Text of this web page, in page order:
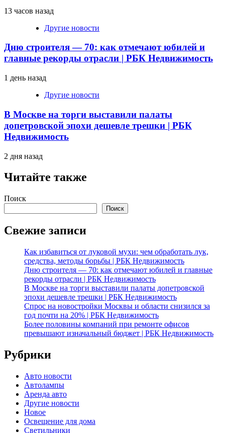
13 часов назад
Другие новости
Дню строителя — 70: как отмечают юбилей и
главные рекорды отрасли | РБК Недвижимость
1 день назад
Другие новости
В Москве на торги выставили палаты
допетровской эпохи дешевле трешки | РБК
Недвижимость
2 дня назад
Читайте также
Поиск
Поиск
Свежие записи
Как избавиться от луковой мухи: чем обработать лук,
средства, методы борьбы | РБК Недвижимость
Дню строителя — 70: как отмечают юбилей и главные
рекорды отрасли | РБК Недвижимость
В Москве на торги выставили палаты допетровской
эпохи дешевле трешки | РБК Недвижимость
Спрос на новостройки Москвы и области снизился за
год почти на 20% | РБК Недвижимость
Более половины компаний при ремонте офисов
превышают изначальный бюджет | РБК Недвижимость
Рубрики
Авто новости
Автолампы
Аренда авто
Другие новости
Новое
Освещение для дома
Светильники